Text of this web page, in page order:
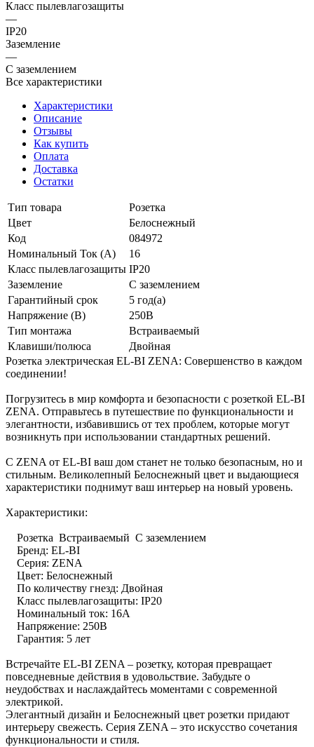
Класс пылевлагозащиты
—
IP20
Заземление
—
С заземлением
Все характеристики
Характеристики
Описание
Отзывы
Как купить
Оплата
Доставка
Остатки
Тип товара
Розетка
Цвет
Белоснежный
Код
084972
Номинальный Ток (A)
16
Класс пылевлагозащиты IP20
Заземление
С заземлением
Гарантийный срок
5 год(а)
Напряжение (В)
250В
Тип монтажа
Встраиваемый
Клавиши/полюса
Двойная
Розетка электрическая EL-BI ZENA: Совершенство в каждом
соединении!
Погрузитесь в мир комфорта и безопасности с розеткой EL-BI
ZENA. Отправьтесь в путешествие по функциональности и
элегантности, избавившись от тех проблем, которые могут
возникнуть при использовании стандартных решений.
С ZENA от EL-BI ваш дом станет не только безопасным, но и
стильным. Великолепный Белоснежный цвет и выдающиеся
характеристики поднимут ваш интерьер на новый уровень.
Характеристики:
Розетка Встраиваемый С заземлением
Бренд: EL-BI
Серия: ZENA
Цвет: Белоснежный
По количеству гнезд: Двойная
Класс пылевлагозащиты: IP20
Номинальный ток: 16А
Напряжение: 250В
Гарантия: 5 лет
Встречайте EL-BI ZENA – розетку, которая превращает
повседневные действия в удовольствие. Забудьте о
неудобствах и наслаждайтесь моментами с современной
электрикой.
Элегантный дизайн и Белоснежный цвет розетки придают
интерьеру свежесть. Серия ZENA – это искусство сочетания
функциональности и стиля.